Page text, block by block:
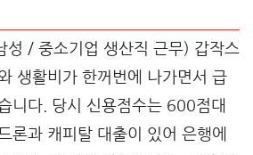
성 / 중소기업 생산직 근무) 갑작스
생활비가 한꺼번에 나가면서 급
니다. 당시 신용점수는 600점대
론과 캐피탈 대출이 있어 은행에